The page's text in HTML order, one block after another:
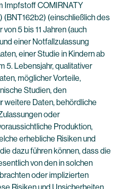
Impfstoff COMIRNATY
(BNT162b2) (einschließlich des
5 bis 11 Jahren (auch
einer Notfallzulassung
einer Studie in Kindern ab
5. Lebensjahr, qualitativer
möglicher Vorteile,
Studien, den
weitere Daten, behördliche
oder
Produktion,
erhebliche Risiken und
dazu führen können, dass die
von den in solchen
oder implizierten